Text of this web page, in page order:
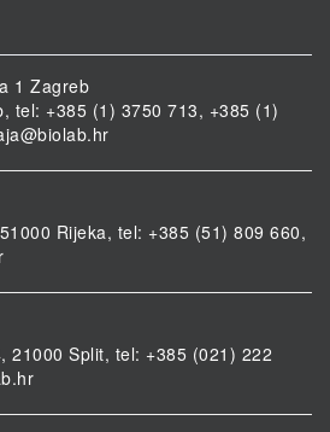
1 Zagreb
tel: +385 (1) 3750 713, +385 (1)
Rijeka, tel: +385 (51) 809 660,
21000 Split, tel: +385 (021) 222